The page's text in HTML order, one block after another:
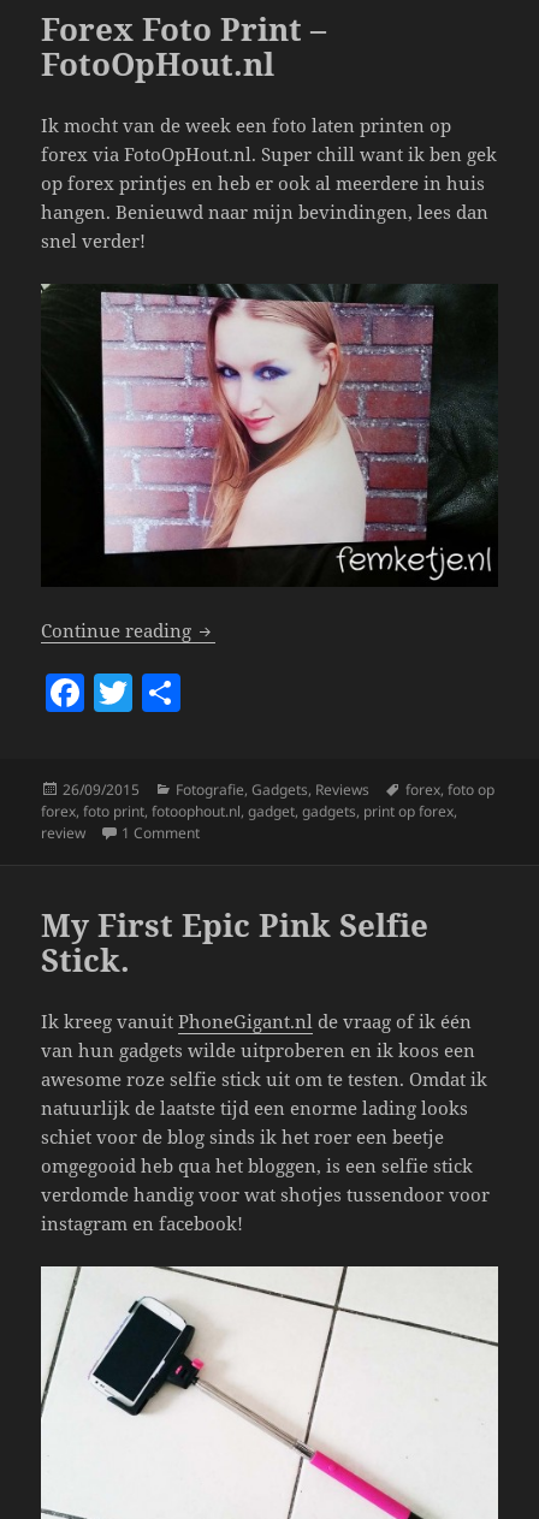
o
k
Forex Foto Print –
FotoOpHout.nl
Ik mocht van de week een foto laten printen op
forex via FotoOpHout.nl. Super chill want ik ben gek
op forex printjes en heb er ook al meerdere in huis
hangen. Benieuwd naar mijn bevindingen, lees dan
snel verder!
Continue reading Forex Foto Print – FotoOpHout.nl
F
e
b
o
k
T
erre
Posted
on
26/09/2015 Categories
Fotografie,Gadgets, Reviews Tags
forex,foto op
forex,foto print,fotoophout.nl,gadget,gadgets, print op forex,
review
1 Commenton Forex Foto Print – FotoOpHout.nl
My First Epic Pink Selfie
Stick.
Ik kreeg vanuitPhoneGigant.nl de vraag of ik één
van hun gadgets wilde uitproberen en ik koos een
awesome roze selfie stick uit om te testen. Omdat ik
natuurlijk de laatste tijd een enorme lading looks
schiet voor de blog sinds ik het roer een beetje
omgegooid heb qua het bloggen, is een selfie stick
verdomde handig voor wat shotjes tussendoor voor
instagram en facebook!